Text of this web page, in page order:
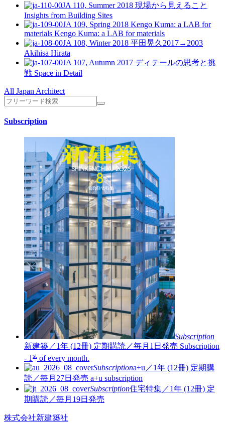
JA 110, Summer 2018 現場から見えること
Insights from Building Sites
JA 109, Spring 2018 Kengo Kuma: a LAB for
materials Kengo Kuma: a LAB for materials
JA 108, Winter 2018 平田晃久2017→2003
Akihisa Hirata
JA 107, Autumn 2017 ディテールの思考と挑
戦 Space in Detail
All Japan Architect
Subscription
Subscription
新建築／1年 (12冊) 定期購読／毎月1日発売 Subscription
- 1 st of every month.
Subscriptiona+u／1年 (12冊) 定期購
読／毎月27日発売 a+u subscription
Subscription住宅特集／1年 (12冊) 定
期購読／毎月19日発売
株式会社新建築社